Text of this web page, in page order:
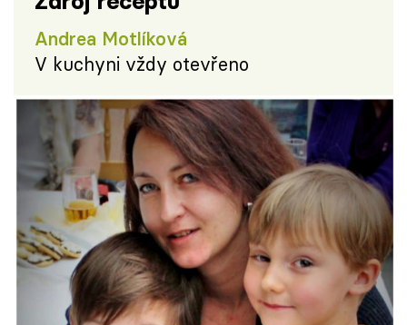
Andrea Motlíková
V kuchyni vždy otevřeno